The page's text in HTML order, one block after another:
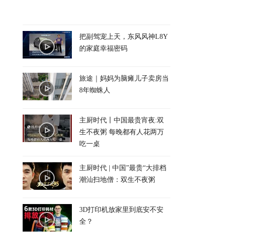
把副驾宠上天，东风风神L8Y
的家庭幸福密码
旅途｜妈妈为脑瘫儿子卖房当
8年蜘蛛人
主厨时代丨中国最贵宵夜:双
生不夜粥 每晚都有人花两万
吃一桌
主厨时代 | 中国”最贵“大排档
潮汕扫地僧：双生不夜粥
3D打印机放家里到底安不安
全？